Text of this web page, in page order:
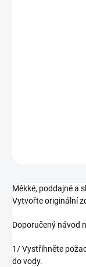
Měkké, poddajné a
Vytvořte originální
Doporučený návod
1/ Vystřihněte
do vody.